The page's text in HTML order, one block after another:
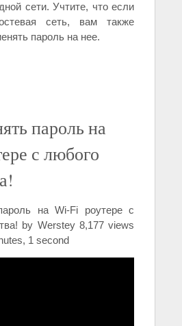
сети. Учтите, что если
сеть, вам также
пароль на нее.
пароль на
с любого
на Wi-Fi роутере с
by Werstey 8,177 views
1 second